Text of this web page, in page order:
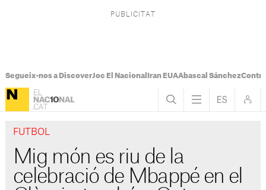
Segueix-nos a DiscoverJoc El Nacional Iran EUAAbascal Sánchez
FUTBOL
Mig món es riu de la
celebració de Mbappé en el